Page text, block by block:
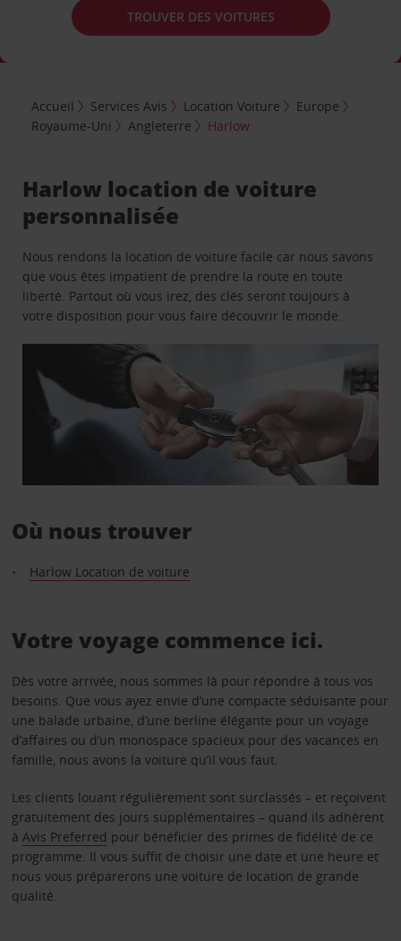
TROUVER DES VOITURES
Accueil Services Avis Location Voiture
Europe
Royaume-Uni
Angleterre Harlow
Harlow location de voiture
personnalisée
Nous rendons la location de voiture facile car nous savons
que vous êtes impatient de prendre la route en toute
liberté. Partout où vous irez, des clés seront toujours à
votre disposition pour vous faire découvrir le monde.
Où nous trouver
Harlow Location de voiture
Votre voyage commence ici.
Dès votre arrivée, nous sommes là pour répondre à tous vos
besoins. Que vous ayez envie d’une compacte séduisante pour
une balade urbaine, d’une berline élégante pour un voyage
d’affaires ou d’un monospace spacieux pour des vacances en
famille, nous avons la voiture qu’il vous faut.
Les clients louant régulièrement sont surclassés – et reçoivent
gratuitement des jours supplémentaires – quand ils adhèrent
à Avis Preferred pour bénéficier des primes de fidélité de ce
programme. Il vous suffit de choisir une date et une heure et
nous vous préparerons une voiture de location de grande
qualité.